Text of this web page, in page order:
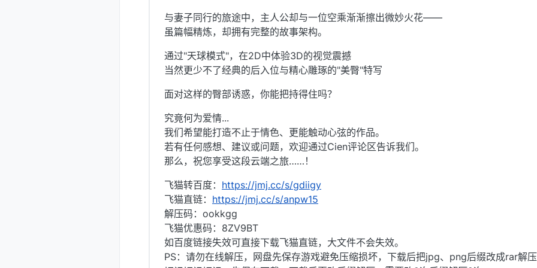
与妻子同行的旅途中，主人公却与一位空乘渐渐擦出微妙火花——
虽篇幅精炼，却拥有完整的故事架构。
通过"天球模式"，在2D中体验3D的视觉震撼
当然更少不了经典的后入位与精心雕琢的"美臀"特写
面对这样的臀部诱惑，你能把持得住吗？
究竟何为爱情...
我们希望能打造不止于情色、更能触动心弦的作品。
若有任何感想、建议或问题，欢迎通过Cien评论区告诉我们。
那么，祝您享受这段云端之旅……！
飞猫转百度： https://jmj.cc/s/gdiigy
飞猫直链： https://jmj.cc/s/anpw15
解压码：ookkgg
飞猫优惠码：8ZV9BT
如百度链接失效可直接下载飞猫直链，大文件不会失效。
PS：请勿在线解压，网盘先保存游戏避免压缩损坏，下载后把jpg、png后缀改成rar解